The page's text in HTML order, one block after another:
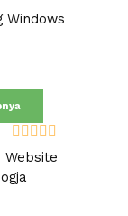
Dinilai5.00
dari 5
Windows
Dinilai5.00
dari 5
Website